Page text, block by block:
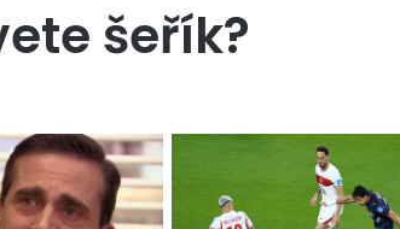
šeřík?